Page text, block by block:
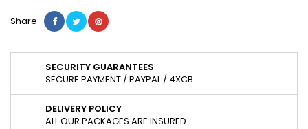
Share
SECURITY GUARANTEES
SECURE PAYMENT / PAYPAL / 4XCB
DELIVERY POLICY
ALL OUR PACKAGES ARE INSURED